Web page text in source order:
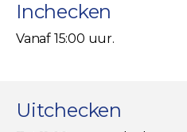
Inchecken
Vanaf 15:00 uur.
Uitchecken